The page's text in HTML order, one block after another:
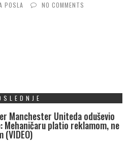
POSLA NO COMMENTS
Manchester Uniteda oduševio
Mehaničaru platio reklamom, ne
(VIDEO)